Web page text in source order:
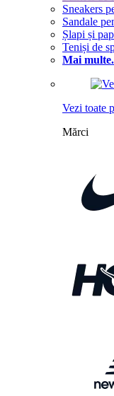
Sneakers
Sandale
Șlapi și
Teniși de
Mai
Vezi toate
Mărci